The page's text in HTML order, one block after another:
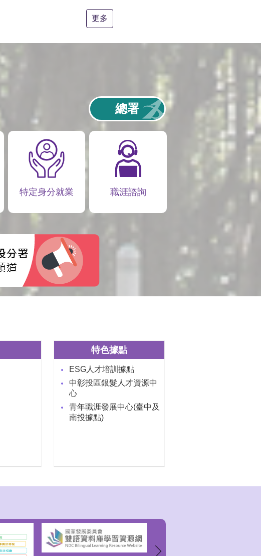
更多
總署
特定身分就業 職涯諮詢
特色據點
ESG人才培訓據點
中彰投區銀髮人才資源中
心
青年職涯發展中心(臺中及
南投據點)